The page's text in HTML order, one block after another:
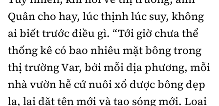
Quân cho hay, lúc thịnh lúc suy, không
ai biết trước điều gì. “Tới giờ chưa thể
thống kê có bao nhiêu mặt bông trong
thị trường Var, bởi mỗi địa phương, mỗi
nhà vườn hễ cứ nuôi xổ được bông đẹp
lạ, lại đặt tên mới và tạo sóng mới. Loại